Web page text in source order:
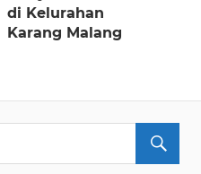
di Kelurahan
Karang Malang